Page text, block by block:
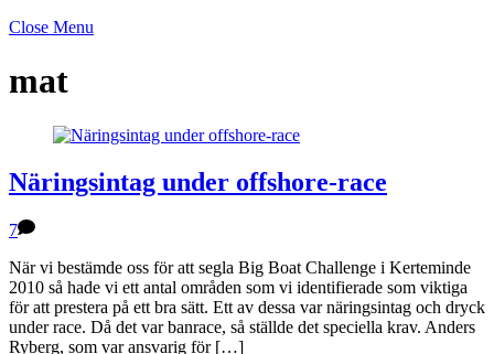
Close Menu
mat
Näringsintag under offshore-race
7
När vi bestämde oss för att segla Big Boat Challenge i Kerteminde
2010 så hade vi ett antal områden som vi identifierade som viktiga
för att prestera på ett bra sätt. Ett av dessa var näringsintag och dryck
under race. Då det var banrace, så ställde det speciella krav. Anders
Ryberg, som var ansvarig för […]